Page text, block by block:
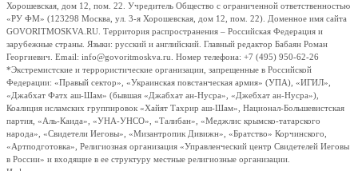
Хорошевская, дом 12, пом. 22. Учредитель Общество с ограниченной ответственностью
«РУ ФМ» (123298 Москва, ул. 3-я Хорошевская, дом 12, пом. 22). Доменное имя сайта
GOVORITMOSKVA.RU. Территория распространения – Российская Федерация и
зарубежные страны. Языки: русский и английский. Главный редактор Бабаян Роман
Георгиевич. Email: info@govoritmoskva.ru. Номер телефона: +7 (495) 950-62-26
*Экстремистские и террористические организации, запрещенные в Российской
Федерации: «Правый сектор», «Украинская повстанческая армия» (УПА), «ИГИЛ»,
«Джабхат Фатх аш-Шам» (бывшая «Джабхат ан-Нусра», «Джебхат ан-Нусра»),
Коалиция исламских группировок «Хайят Тахрир аш-Шам», Национал-Большевистская
партия, «Аль-Каида», «УНА-УНСО», «Талибан», «Меджлис крымско-татарского
народа», «Свидетели Иеговы», «Мизантропик Дивижн», «Братство» Корчинского,
«Артподготовка», Религиозная организация «Управленческий центр Свидетелей Иеговы
в России» и входящие в ее структуру местные религиозные организации.